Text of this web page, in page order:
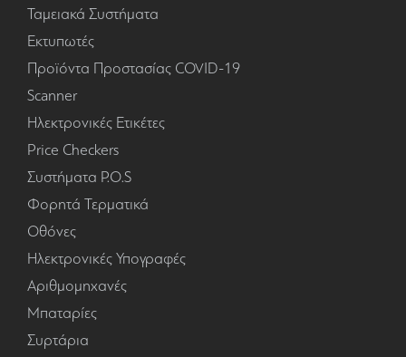
Ταμειακά Συστήματα
Εκτυπωτές
Προϊόντα Προστασίας COVID-19
Scanner
Ηλεκτρονικές Ετικέτες
Price Checkers
Συστήματα P.O.S
Φορητά Τερματικά
Οθόνες
Ηλεκτρονικές Υπογραφές
Αριθμομηχανές
Μπαταρίες
Συρτάρια